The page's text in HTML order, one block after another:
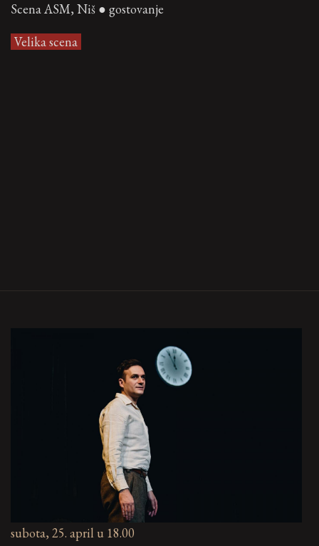
Scena ASM, Niš ● gostovanje
Velika scena
subota, 25. april u 18.00